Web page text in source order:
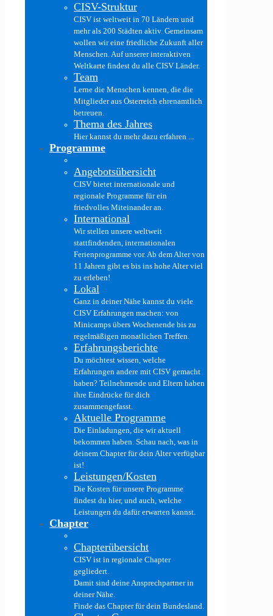
CISV-Struktur
CISV ist weltweit in 70 Ländern und
mehr als 200 Städten aktiv. Gemeinsam
wollen wir eine friedliche Zukunft aller
Menschen. Auf unserer interaktiven
Weltkarte findest du alle CISV Länder.
Team
Lerne die Menschen kennen, die die
Mitglieder aus Österreich ehrenamtlich
betreuen.
Thema des Jahres
Hier kannst du mehr dazu erfahren ...
Programme
Angebotsübersicht
CISV bietet internationale und
regionale Programme für ein
friedvolles Miteinander an.
International
Wir stellen unsere weltweit
stattfindenden, internationalen
Ferienprogramme vor. Ab dem Alter von
11 Jahren gibt es bis ins hohe Alter viel
zu erleben!
Lokal
Ganz in deiner Nähe kannst du viele
CISV Erfahrungen machen: von
Minicamps übers Wochenende bis zu
regelmäßigen monatlichen Treffen.
Erfahrungsberichte
Du möchtest wissen, welche
Erfahrungen andere mit CISV gemacht
haben? Teilnehmende und Eltern haben
ihre Eindrücke für dich
zusammengefasst.
Aktuelle Programme
Die Einladungen, die wir aktuell
bekommen haben. Schau nach, was in
deinem Chapter für dein Alter verfügbar
ist!
Leistungen/Kosten
Die Kosten für unsere Programme
findest du hier, und auch, welche
Leistungen du dafür erwarten kannst.
Chapter
Chapterübersicht
CISV ist in regionale Chapter
gegliedert.
Damit sind deine Ansprechpartner in
deiner Nähe.
Finde das Chapter für dein Bundesland.